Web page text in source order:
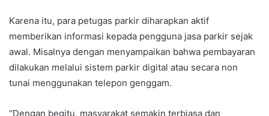
Karena itu, para petugas parkir diharapkan aktif
memberikan informasi kepada pengguna jasa parkir sejak
awal. Misalnya dengan menyampaikan bahwa pembayaran
dilakukan melalui sistem parkir digital atau secara non
tunai menggunakan telepon genggam.
“Dengan begitu, masyarakat semakin terbiasa dan